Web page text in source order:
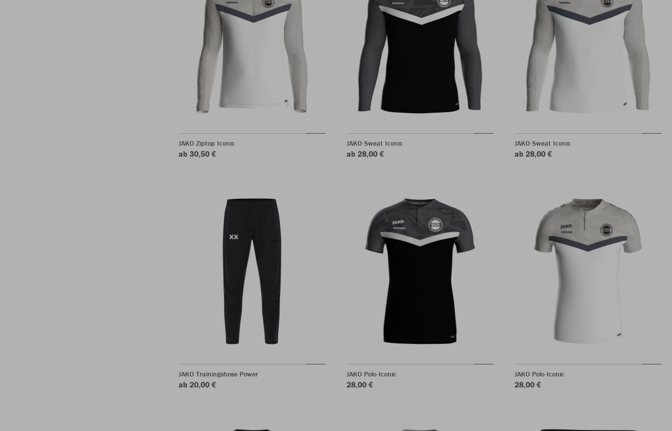
JAKO Ziptop Iconic
ab 30,50 €
JAKO Sweat Iconic
ab 28,00 €
JAKO Sweat Iconic
ab 28,00 €
JAKO Trainingshose Power
ab 20,00 €
JAKO Polo Iconic
28,00 €
JAKO Polo Iconic
28,00 €